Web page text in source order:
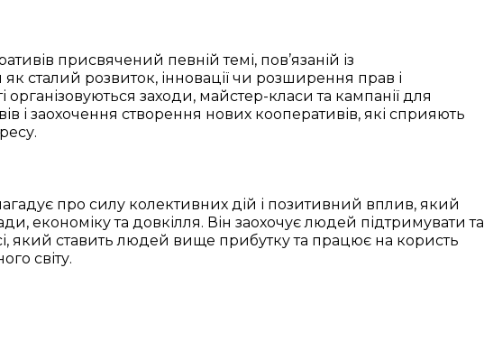
присвячений певній темі, пов’язаній із
сталий розвиток, інновації чи розширення прав і
заходи, майстер-класи та кампанії для
і заохочення створення нових кооперативів, які сприяють
про силу колективних дій і позитивний вплив, який
економіку та довкілля. Він заохочує людей підтримувати та
який ставить людей вище прибутку та працює на користь
світу.